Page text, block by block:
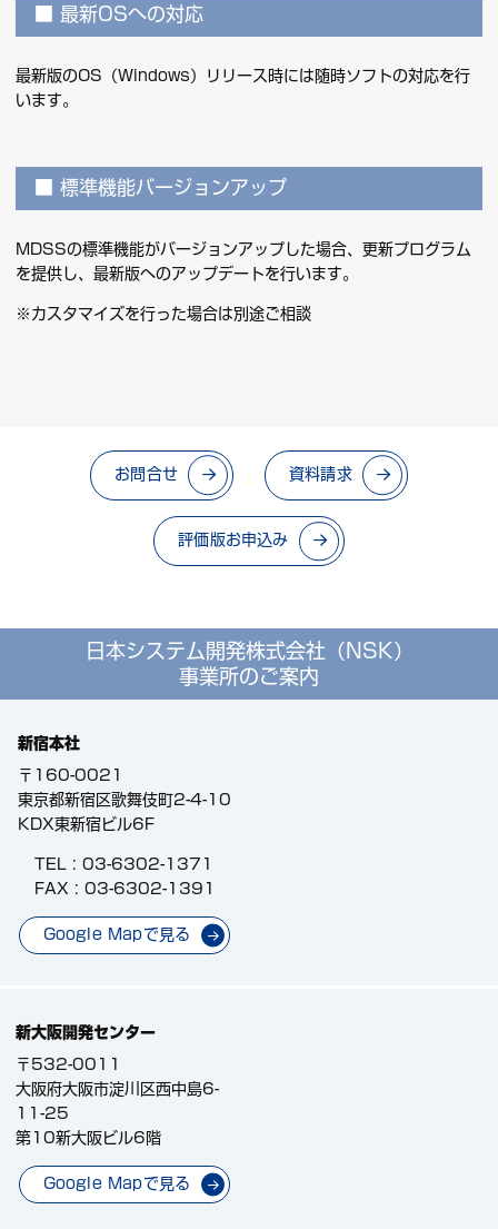
最新OSへの対応
最新版のOS（Windows）リリース時には随時ソフトの対応を行
います。
標準機能バージョンアップ
MDSSの標準機能がバージョンアップした場合、更新プログラム
を提供し、最新版へのアップデートを行います。
※カスタマイズを行った場合は別途ご相談
お問合せ 資料請求
評価版お申込み
日本システム開発株式会社（NSK）
事業所のご案内
新宿本社
〒160-0021
東京都新宿区歌舞伎町2-4-10
KDX東新宿ビル6F
TEL : 03-6302-1371
FAX : 03-6302-1391
Google Mapで見る
新大阪開発センター
〒532-0011
大阪府大阪市淀川区西中島6-
11-25
第10新大阪ビル6階
Google Mapで見る